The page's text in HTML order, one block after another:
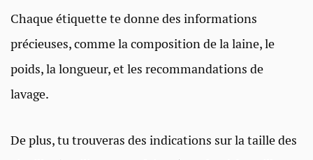
Chaque étiquette te donne des informations
précieuses, comme la composition de la laine, le
poids, la longueur, et les recommandations de
lavage.
De plus, tu trouveras des indications sur la taille des